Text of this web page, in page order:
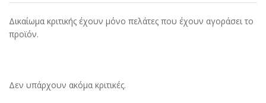
Δικαίωμα κριτικής έχουν μόνο πελάτες που έχουν αγοράσει το
προϊόν.
Δεν υπάρχουν ακόμα κριτικές.